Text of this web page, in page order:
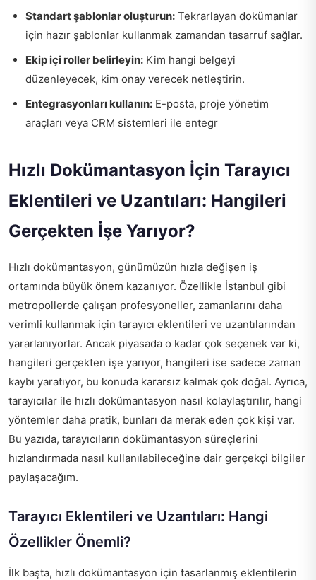
Standart şablonlar oluşturun: Tekrarlayan dokümanlar
için hazır şablonlar kullanmak zamandan tasarruf sağlar.
Ekip içi roller belirleyin: Kim hangi belgeyi
düzenleyecek, kim onay verecek netleştirin.
Entegrasyonları kullanın: E-posta, proje yönetim
araçları veya CRM sistemleri ile entegr
Hızlı Dokümantasyon İçin Tarayıcı
Eklentileri ve Uzantıları: Hangileri
Gerçekten İşe Yarıyor?
Hızlı dokümantasyon, günümüzün hızla değişen iş
ortamında büyük önem kazanıyor. Özellikle İstanbul gibi
metropollerde çalışan profesyoneller, zamanlarını daha
verimli kullanmak için tarayıcı eklentileri ve uzantılarından
yararlanıyorlar. Ancak piyasada o kadar çok seçenek var ki,
hangileri gerçekten işe yarıyor, hangileri ise sadece zaman
kaybı yaratıyor, bu konuda kararsız kalmak çok doğal. Ayrıca,
tarayıcılar ile hızlı dokümantasyon nasıl kolaylaştırılır, hangi
yöntemler daha pratik, bunları da merak eden çok kişi var.
Bu yazıda, tarayıcıların dokümantasyon süreçlerini
hızlandırmada nasıl kullanılabileceğine dair gerçekçi bilgiler
paylaşacağım.
Tarayıcı Eklentileri ve Uzantıları: Hangi
Özellikler Önemli?
İlk başta, hızlı dokümantasyon için tasarlanmış eklentilerin